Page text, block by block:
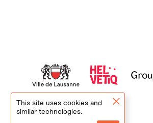
This site uses cookies and
similar technologies.